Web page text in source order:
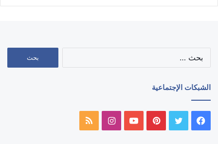
الشبكات الإجتماعية
فيسبوك تويتر بينتيريستيوتيوبانستقرامملخص